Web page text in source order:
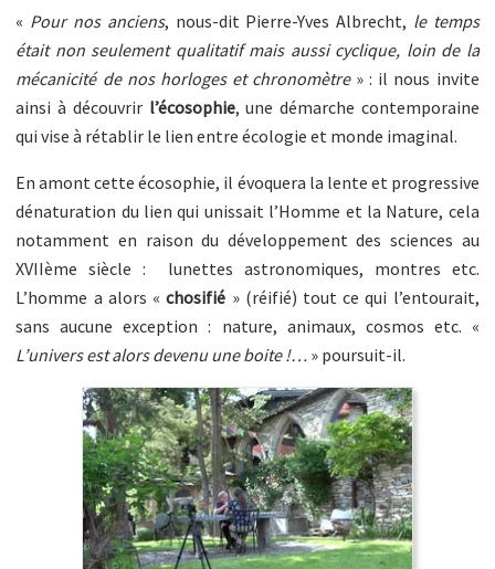
« Pour nos anciens, nous-dit Pierre-Yves Albrecht, le temps
était non seulement qualitatif mais aussi cyclique, loin de la
mécanicité de nos horloges et chronomètre » : il nous invite
ainsi à découvrir l’écosophie, une démarche contemporaine
qui vise à rétablir le lien entre écologie et monde imaginal.
En amont cette écosophie, il évoquera la lente et progressive
dénaturation du lien qui unissait l’Homme et la Nature, cela
notamment en raison du développement des sciences au
XVIIème siècle : lunettes astronomiques, montres etc.
L’homme a alors «chosifié » (réifié) tout ce qui l’entourait,
sans aucune exception : nature, animaux, cosmos etc. «
L’univers est alors devenu une boite !… » poursuit-il.